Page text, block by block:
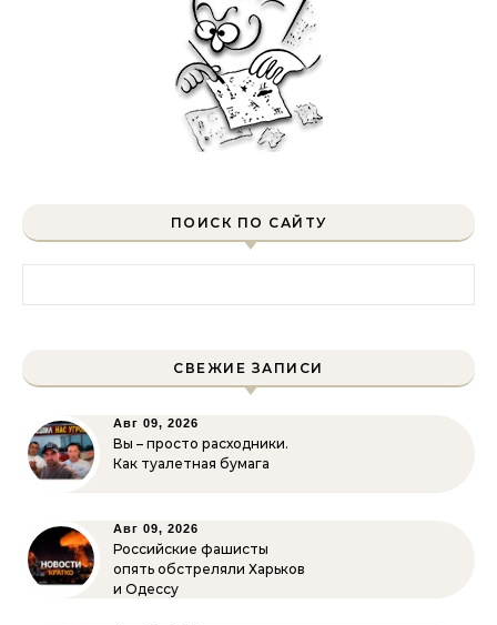
ПОИСК ПО САЙТУ
СВЕЖИЕ ЗАПИСИ
Авг 09, 2026
Вы – просто расходники.
Как туалетная бумага
Авг 09, 2026
Российские фашисты
опять обстреляли Харьков
и Одессу